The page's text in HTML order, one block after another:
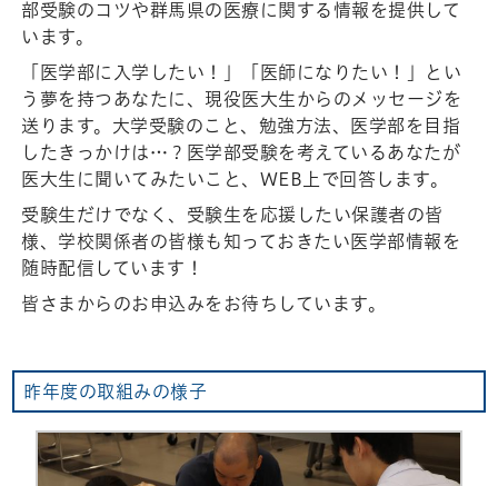
部受験のコツや群馬県の医療に関する情報を提供して
います。
「医学部に入学したい！」「医師になりたい！」とい
う夢を持つあなたに、現役医大生からのメッセージを
送ります。大学受験のこと、勉強方法、医学部を目指
したきっかけは…？医学部受験を考えているあなたが
医大生に聞いてみたいこと、WEB上で回答します。
受験生だけでなく、受験生を応援したい保護者の皆
様、学校関係者の皆様も知っておきたい医学部情報を
随時配信しています！
皆さまからのお申込みをお待ちしています。
昨年度の取組みの様子